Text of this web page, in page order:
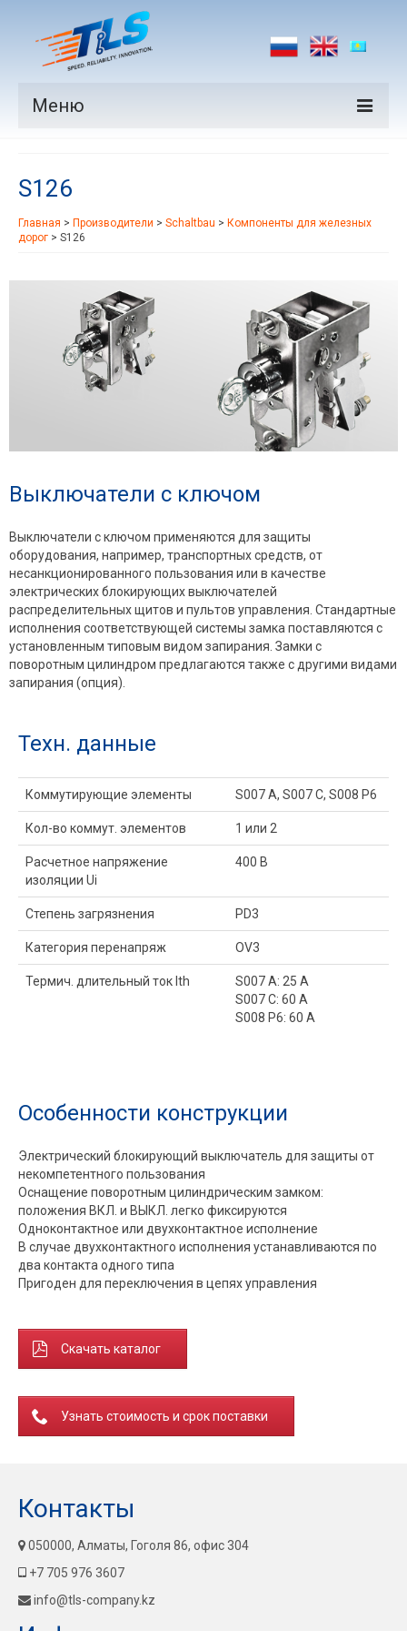
Меню
Производители
Рынки
Контакты
S126
Главная > Производители > Schaltbau > Компоненты для железных
дорог > S126
Выключатели с ключом
Выключатели с ключом применяются для защиты
оборудования, например, транспортных средств, от
несанкционированного пользования или в качестве
электрических блокирующих выключателей
распределительных щитов и пультов управления. Стандартные
исполнения соответствующей системы замка поставляются с
установленным типовым видом запирания. Замки с
поворотным цилиндром предлагаются также с другими видами
запирания (опция).
Техн. данные
Коммутирующие элементы S007 A, S007 C, S008 P6
Кол-во коммут. элементов 1 или 2
Расчетное напряжение
изоляции Ui
400 В
Степень загрязнения PD3
Категория перенапряж OV3
Термич. длительный ток Ith
S007 A: 25 A
S007 C: 60 A
S008 P6: 60 A
Особенности конструкции
Электрический блокирующий выключатель для защиты от
некомпетентного пользования
Оснащение поворотным цилиндрическим замком:
положения ВКЛ. и ВЫКЛ. легко фиксируются
Одноконтактное или двухконтактное исполнение
В случае двухконтактного исполнения устанавливаются по
два контакта одного типа
Пригоден для переключения в цепях управления
Скачать каталог
Узнать стоимость и срок поставки
Контакты
050000, Алматы, Гоголя 86, офис 304
+7 705 976 3607
info@tls-company.kz